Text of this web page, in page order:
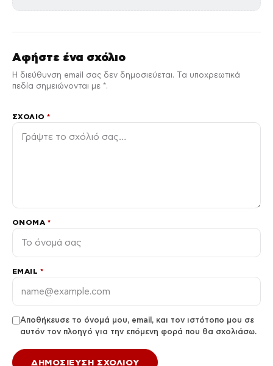
Αφήστε ένα σχόλιο
Η διεύθυνση email σας δεν δημοσιεύεται. Τα υποχρεωτικά
πεδία σημειώνονται με *.
ΣΧΌΛΙΟ*
ΌΝΟΜΑ *
EMAIL *
Αποθήκευσε το όνομά μου, email, και τον ιστότοπο μου σε
αυτόν τον πλοηγό για την επόμενη φορά που θα σχολιάσω.